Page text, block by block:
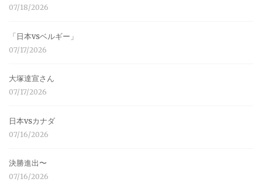
07/18/2026
「日本vsベルギー」
07/17/2026
大塚達宣さん
07/17/2026
日本vsカナダ
07/16/2026
決勝進出〜
07/16/2026